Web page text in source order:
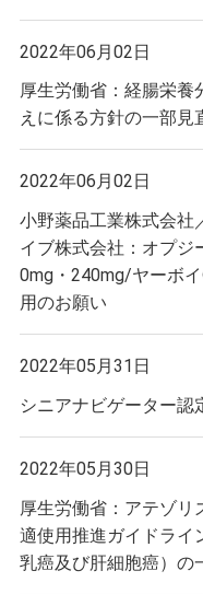
2022年06月02日
厚生労働省：経腸栄養
えに係る方針の一部見
2022年06月02日
小野薬品工業株式会
イブ株式会社：オプ
0mg・240mg/ヤーボ
用のお願い
2022年05月31日
シニアナビゲーター認
2022年05月30日
厚生労働省：アテゾリ
適使用推進ガイドライ
乳癌及び肝細胞癌）の